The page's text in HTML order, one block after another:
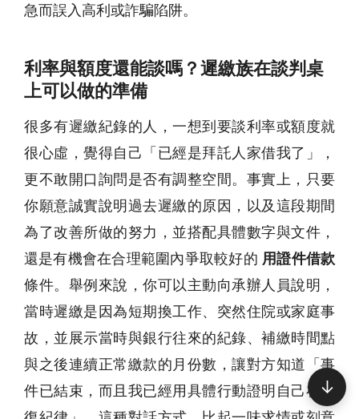
急而誤入高利或詐騙陷阱。
利率與額度還能談嗎？遲繳族在談判桌
上可以做的準備
很多有遲繳紀錄的人，一想到要談利率或額度就
很心虛，覺得自己「已經是拜託人家借我了」，
更不敢開口詢問是否有調整空間。事實上，只要
你願意誠實說明過去遲繳的原因，以及這段期間
為了改善所做的努力，並搭配具體數字與文件，
還是有機會在合理範圍內爭取較好的 用證件借款
條件。舉例來說，你可以主動向承辦人員說明，
當時遲繳是因為短期換工作、突然住院或家庭事
故，並展示當時與銀行往來的紀錄、補繳時間點
與之後連續正常繳款的月份數，讓對方知道「事
件已結束，而且我已經用具體行動證明自己在恢
↓